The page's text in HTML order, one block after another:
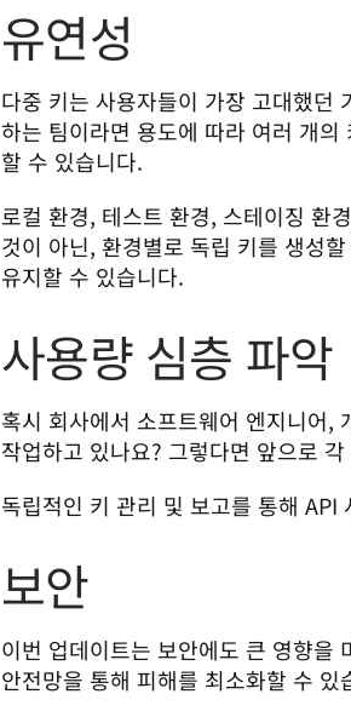
유연성
다중 키는 사용자들이 가장 고대했던
하는 팀이라면 용도에 따라 여러 개
할 수 있습니다.
로컬 환경, 테스트 환경, 스테이징 환
것이 아닌, 환경별로 독립 키를 생성
사용량 심층 파악
혹시 회사에서 소프트웨어 엔지니어,
작업하고 있나요? 그렇다면 앞으로
독립적인 키 관리 및 보고를 통해
보안
이번 업데이트는 보안에도 큰 영향을
안전망을 통해 피해를 최소화할 수 있